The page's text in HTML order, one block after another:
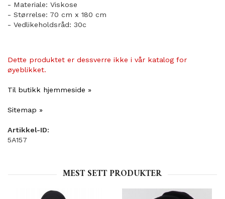
- Materiale: Viskose
- Størrelse: 70 cm x 180 cm
- Vedlikeholdsråd: 30c
Dette produktet er dessverre ikke i vår katalog for
øyeblikket.
Til butikk hjemmeside »
Sitemap »
Artikkel-ID:
5A157
MEST SETT PRODUKTER